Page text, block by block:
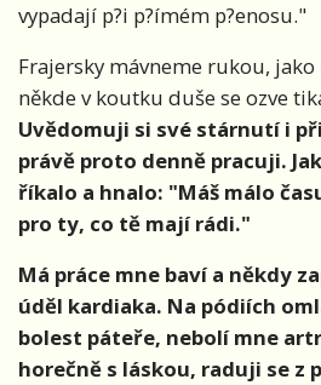
vypadají p?i p?ímém p?enosu."
Frajersky mávneme rukou, jako
někde v koutku duše se ozve
Uvědomuji si své stárnutí i
právě proto denně pracuji.
říkalo a hnalo: "Máš málo
pro ty, co tě mají rádi."
Má práce mne baví a někdy
úděl kardiaka. Na pódiích
bolest páteře, nebolí mne
horečně s láskou, raduji se z